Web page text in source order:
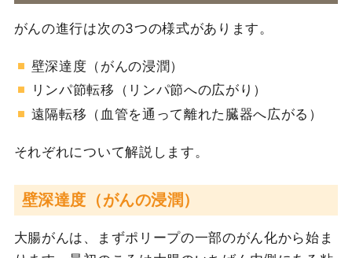
がんの進行は次の3つの様式があります。
壁深達度（がんの浸潤）
リンパ節転移（リンパ節への広がり）
遠隔転移（血管を通って離れた臓器へ広がる）
それぞれについて解説します。
壁深達度（がんの浸潤）
大腸がんは、まずポリープの一部のがん化から始ま